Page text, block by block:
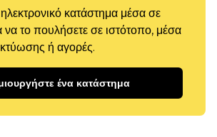
κατάστημα μέσα σε
να το πουλήσετε σε ιστότοπο, μέσα
ή αγορές.
ένα κατάστημα